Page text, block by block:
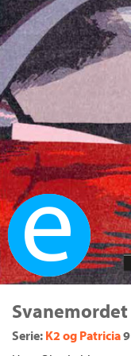
Ebok
Svanemordet
Serie: K2 og Patricia9